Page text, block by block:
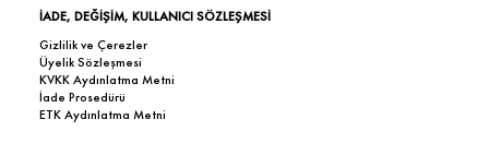
İADE, DEĞİŞİM, KULLANICI SÖZLEŞMESİ
Gizlilik ve Çerezler
Üyelik Sözleşmesi
KVKK Aydınlatma Metni
İade Prosedürü
ETK Aydınlatma Metni